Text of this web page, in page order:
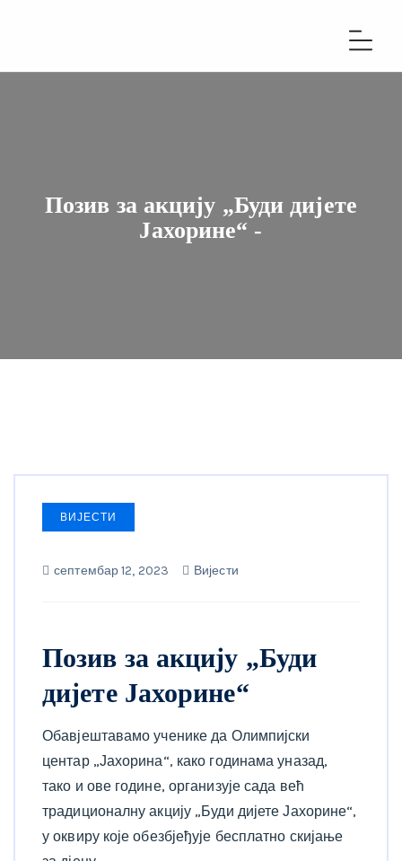
Позив за акцију „Буди дијете
Јахорине“ -
ВИЈЕСТИ
септембар 12, 2023 Вијести
Позив за акцију „Буди
дијете Јахорине“
Обавјештавамо ученике да Олимпијски
центар „Јахорина“, како годинама уназад,
тако и ове године, организује сада већ
традиционалну акцију „Буди дијете Јахорине“,
у оквиру које обезбјеђује бесплатно скијање